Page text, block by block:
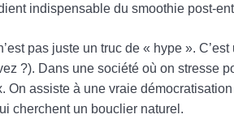
indispensable du smoothie post-
pas juste un truc de « hype ».
?). Dans une société où on stresse
On assiste à une vraie
cherchent un bouclier naturel.